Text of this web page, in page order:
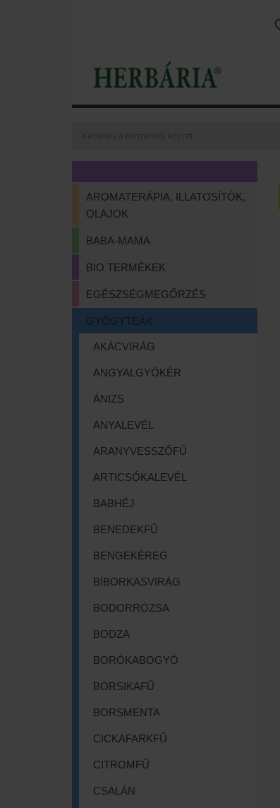
AROMATERÁPIA, ILLATOSÍTÓK,
OLAJOK
BABA-MAMA
BIO TERMÉKEK
EGÉSZSÉGMEGŐRZÉS
GYÓGYTEÁK
AKÁCVIRÁG
ANGYALGYÖKÉR
ÁNIZS
ANYALEVÉL
ARANYVESSZŐFŰ
ARTICSÓKALEVÉL
BABHÉJ
BENEDEKFŰ
BENGEKÉREG
BÍBORKASVIRÁG
BODORRÓZSA
BODZA
BORÓKABOGYÓ
BORSIKAFŰ
BORSMENTA
CICKAFARKFŰ
CITROMFŰ
CSALÁN